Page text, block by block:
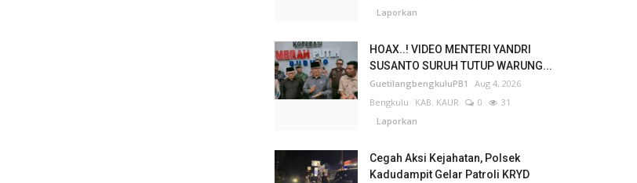
Laporkan
HOAX..! VIDEO MENTERI YANDRI
SUSANTO SURUH TUTUP WARUNG...
GuetilangbengkuluPB1
Aug 4, 2026
Bengkulu
KAB. KAUR 0
31
Laporkan
Cegah Aksi Kejahatan, Polsek
Kadudampit Gelar Patroli KRYD